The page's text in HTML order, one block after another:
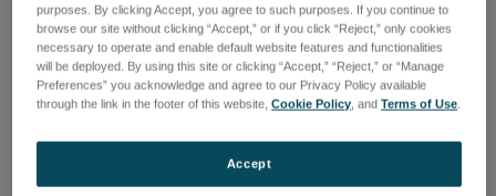
USB 3.0ケーブル（スプリン
グ式ストレインリリーフ付
USB 3.0 robotic cable
(16m) for MetraSCAN
purposes. By clicking Accept, you agree to such purposes. If you continue to
browse our site without clicking “Accept,” or if you click “Reject,” only cookies
necessary to operate and enable default website features and functionalities
will be deployed. By using this site or clicking “Accept,” “Reject,” or “Manage
Preferences” you acknowledge and agree to our Privacy Policy available
through the link in the footer of this website,Cookie Policy , andTerms of Use
Accept